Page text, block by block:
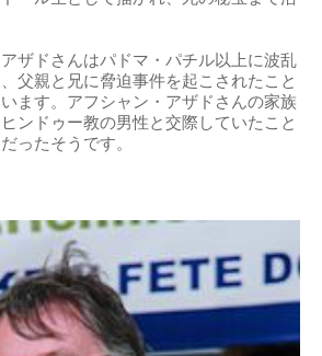
ザドさんはパドマ・パチル以上に波乱
父親と兄に脅迫事件を起こされたこと
ます。アフシャン・アザドさんの家族
ンドゥー教の男性と交際していたこと
ったそうです。